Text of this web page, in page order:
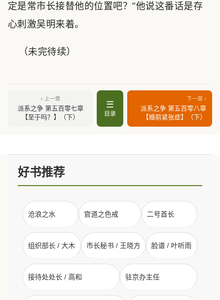
定是常市长接替他的位置吧？”他说这番话是存
心刺激吴明来着。
（未完待续）
‹ 上一章
派系之争 第五百零七章
【至于吗？】（下）
☰
目录
下一章 ›
派系之争 第五百零八章
【婚前紧张症】（下）
好书推荐
沧浪之水 官道之色戒 二号首长
组织部长 / 大木 市长秘书 / 王晓方 脸谱 / 叶听雨
接待处处长 / 高和 驻京办主任